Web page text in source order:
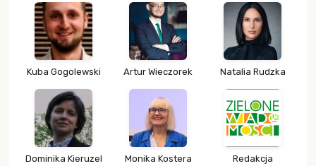
Kuba Gogolewski Artur Wieczorek Natalia Rudzka
Dominika Kieruzel Monika Kostera Redakcja